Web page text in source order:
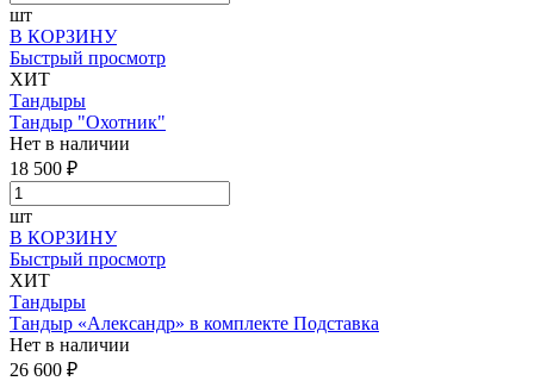
шт
В КОРЗИНУ
Быстрый просмотр
ХИТ
Тандыры
Тандыр "Охотник"
Нет в наличии
18 500 ₽
шт
В КОРЗИНУ
Быстрый просмотр
ХИТ
Тандыры
Тандыр «Александр» в комплекте Подставка
Нет в наличии
26 600 ₽